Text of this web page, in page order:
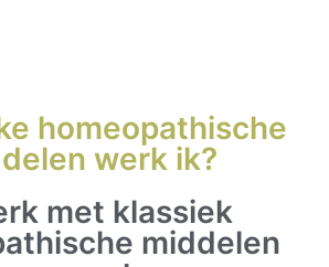
homeopathische
werk ik?
met klassiek
middelen